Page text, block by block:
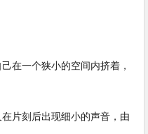
一个狭小的空间内挤着，
刻后出现细小的声音，由